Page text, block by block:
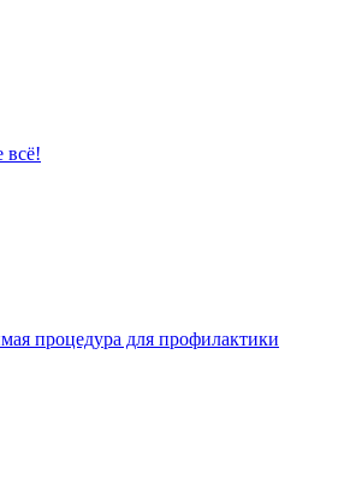
процедура для профилактики